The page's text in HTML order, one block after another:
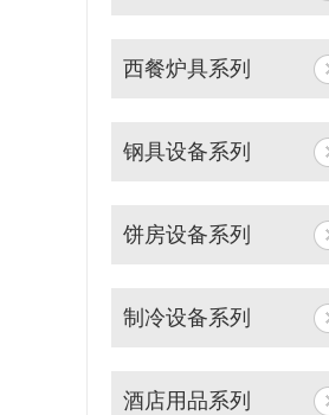
西餐炉具系列
钢具设备系列
饼房设备系列
制冷设备系列
酒店用品系列